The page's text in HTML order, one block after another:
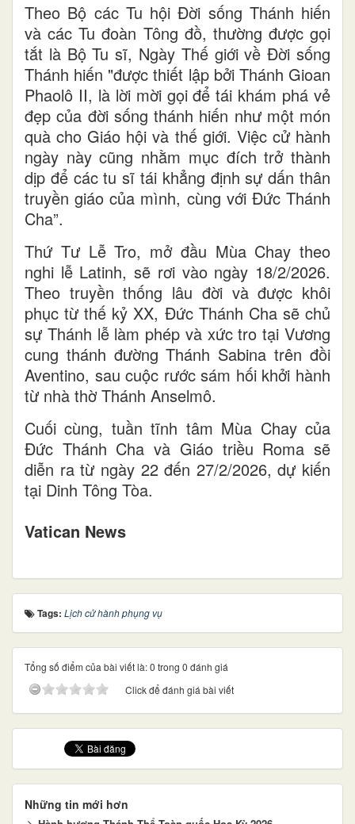
Theo Bộ các Tu hội Đời sống Thánh hiến
và các Tu đoàn Tông đồ, thường được gọi
tắt là Bộ Tu sĩ, Ngày Thế giới về Đời sống
Thánh hiến "được thiết lập bởi Thánh Gioan
Phaolô II, là lời mời gọi để tái khám phá vẻ
đẹp của đời sống thánh hiến như một món
quà cho Giáo hội và thế giới. Việc cử hành
ngày này cũng nhằm mục đích trở thành
dịp để các tu sĩ tái khẳng định sự dấn thân
truyền giáo của mình, cùng với Đức Thánh
Cha”.
Thứ Tư Lễ Tro, mở đầu Mùa Chay theo
nghi lễ Latinh, sẽ rơi vào ngày 18/2/2026.
Theo truyền thống lâu đời và được khôi
phục từ thế kỷ XX, Đức Thánh Cha sẽ chủ
sự Thánh lễ làm phép và xức tro tại Vương
cung thánh đường Thánh Sabina trên đồi
Aventino, sau cuộc rước sám hối khởi hành
từ nhà thờ Thánh Anselmô.
Cuối cùng, tuần tĩnh tâm Mùa Chay của
Đức Thánh Cha và Giáo triều Roma sẽ
diễn ra từ ngày 22 đến 27/2/2026, dự kiến
tại Dinh Tông Tòa.
Vatican News
Tags: Lịch cử hành phụng vụ
Tổng số điểm của bài viết là: 0 trong 0 đánh giá
Click để đánh giá bài viết
Những tin mới hơn